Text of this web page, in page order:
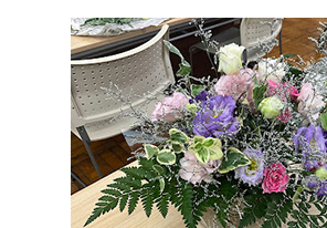
説明会・イベント情報
よみもの
学校からのお知らせ